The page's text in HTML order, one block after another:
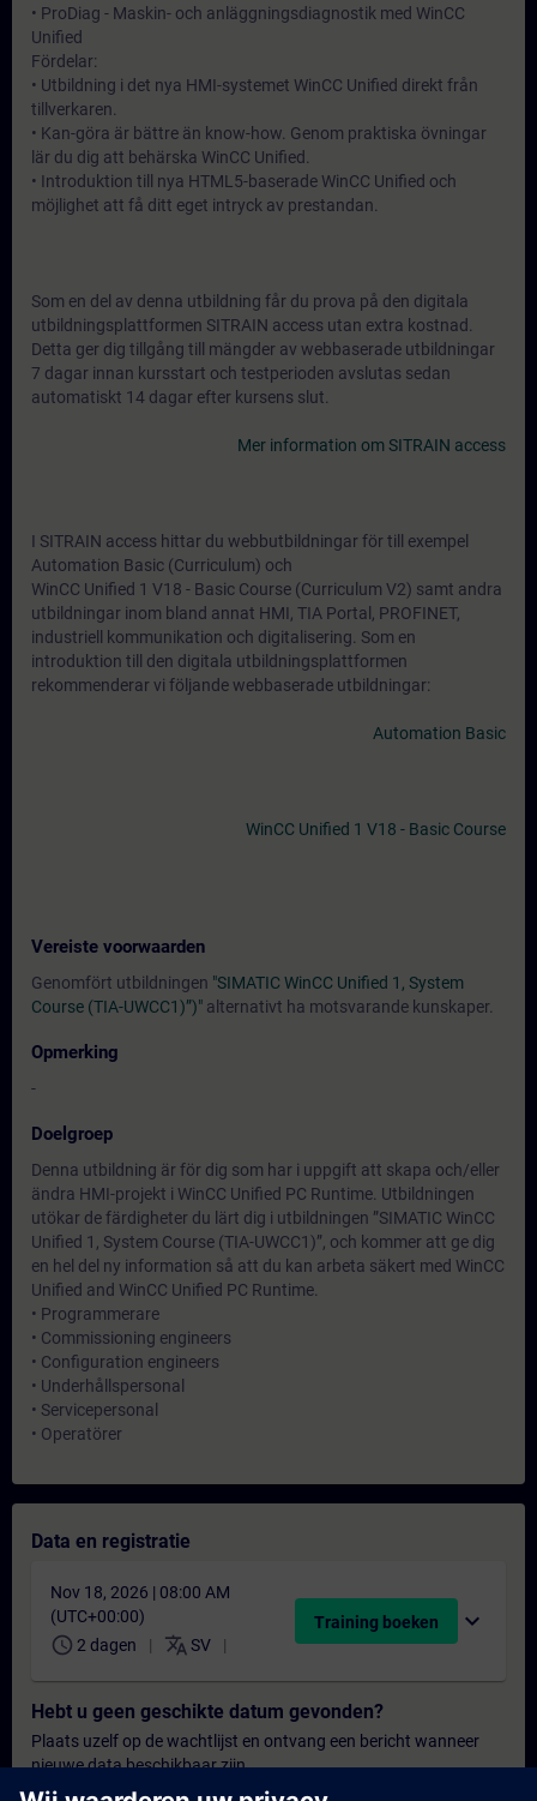
• ProDiag - Maskin- och anläggningsdiagnostik med WinCC
Unified
Fördelar:
• Utbildning i det nya HMI-systemet WinCC Unified direkt från
tillverkaren.
• Kan-göra är bättre än know-how. Genom praktiska övningar
lär du dig att behärska WinCC Unified.
• Introduktion till nya HTML5-baserade WinCC Unified och
möjlighet att få ditt eget intryck av prestandan.
Som en del av denna utbildning får du prova på den digitala
utbildningsplattformen SITRAIN access utan extra kostnad.
Detta ger dig tillgång till mängder av webbaserade utbildningar
7 dagar innan kursstart och testperioden avslutas sedan
automatiskt 14 dagar efter kursens slut.
Mer information om SITRAIN access
I SITRAIN access hittar du webbutbildningar för till exempel
Automation Basic (Curriculum) och
WinCC Unified 1 V18 - Basic Course (Curriculum V2) samt andra
utbildningar inom bland annat HMI, TIA Portal, PROFINET,
industriell kommunikation och digitalisering. Som en
introduktion till den digitala utbildningsplattformen
rekommenderar vi följande webbaserade utbildningar:
Automation Basic
WinCC Unified 1 V18 - Basic Course
Vereiste voorwaarden
Genomfört utbildningen "SIMATIC WinCC Unified 1, System
Course (TIA-UWCC1)”)" alternativt ha motsvarande kunskaper.
Opmerking
-
Doelgroep
Denna utbildning är för dig som har i uppgift att skapa och/eller
ändra HMI-projekt i WinCC Unified PC Runtime. Utbildningen
utökar de färdigheter du lärt dig i utbildningen ”SIMATIC WinCC
Unified 1, System Course (TIA-UWCC1)”, och kommer att ge dig
en hel del ny information så att du kan arbeta säkert med WinCC
Unified and WinCC Unified PC Runtime.
• Programmerare
• Commissioning engineers
• Configuration engineers
• Underhållspersonal
• Servicepersonal
• Operatörer
Data en registratie
Nov 18, 2026 | 08:00 AM
(UTC+00:00)
schedule 2 dagen translate SV
Training boeken expand_more
Hebt u geen geschikte datum gevonden?
Plaats uzelf op de wachtlijst en ontvang een bericht wanneer
nieuwe data beschikbaar zijn.